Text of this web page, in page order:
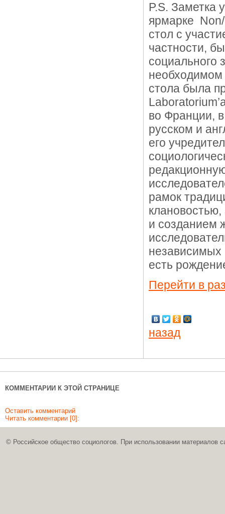
P.S. Заметка
ярмарке
стол с
частности,
социального
необходимом
стола была
во Франции,
русском и
его
рамок
и созданием
независимых
есть
Перейти в
назад
КОММЕНТАРИИ К ЭТОЙ СТРАНИЦЕ
Оставить комментарий
Читать комментарии [0]:
© Российское общество социологов. При использовании материалов